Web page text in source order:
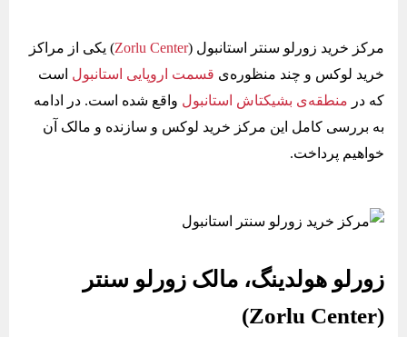
مرکز خرید زورلو سنتر استانبول (Zorlu Center) یکی از مراکز
خرید لوکس و چند منظوره‌ی قسمت اروپایی استانبول است
که در منطقه‌ی بشیکتاش استانبول واقع شده است. در ادامه
به بررسی کامل این مرکز خرید لوکس و سازنده و مالک آن
خواهیم پرداخت.
زورلو هولدینگ، مالک زورلو سنتر
(Zorlu Center)